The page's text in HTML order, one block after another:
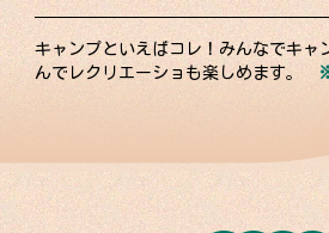
キャンプといえばコレ！みんなでキャ
んでレクリエーショも楽しめます。